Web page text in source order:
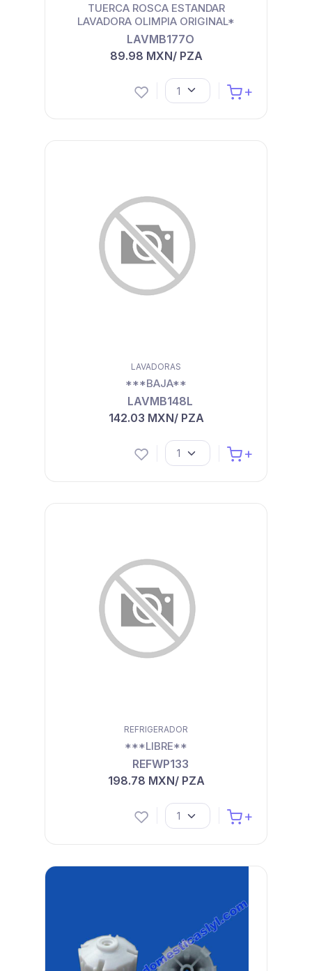
TUERCA ROSCA ESTANDAR
LAVADORA OLIMPIA ORIGINAL*
LAVMB177O
89.98 MXN/ PZA
LAVADORAS
***BAJA**
LAVMB148L
142.03 MXN/ PZA
REFRIGERADOR
***LIBRE**
REFWP133
198.78 MXN/ PZA